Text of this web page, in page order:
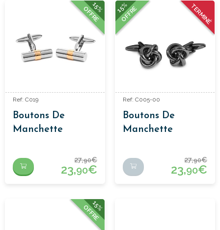
15%
OFFRE
Ref: C019
Boutons De
Manchette
27,90€
23,90€
TERMINÉ
15%
OFFRE
Ref: C005-00
Boutons De
Manchette
27,90€
23,90€
15%
OFFRE